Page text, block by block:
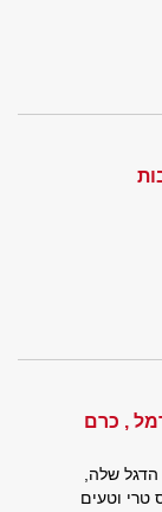
21, הכרמל , כרם
הדגל שלה,
טרי וטעים